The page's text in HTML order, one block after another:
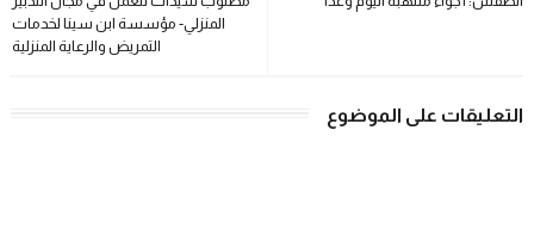
المنزلي- مؤسسة ابن سينا لخدمات
التمريض والرعاية المنزلية
التعليقات على الموضوع